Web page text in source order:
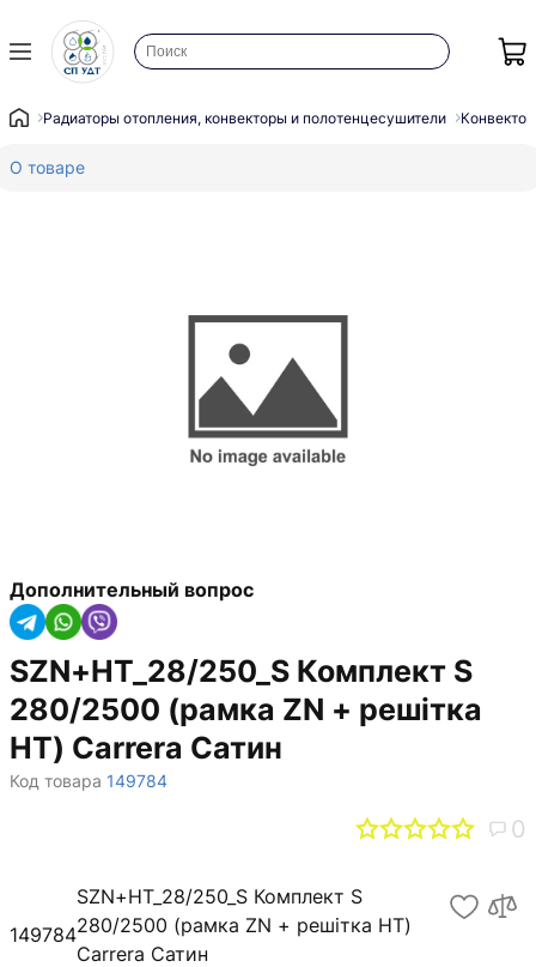
Радиаторы отопления, конвекторы и полотенцесушители
О товаре
Дополнительный вопрос
SZN+HT_28/250_S Комплект S
280/2500 (рамка ZN + решітка
НТ) Carrera Сатин
Код товара 149784
0
149784
SZN+HT_28/250_S Комплект S
280/2500 (рамка ZN + решітка НТ)
Carrera Сатин